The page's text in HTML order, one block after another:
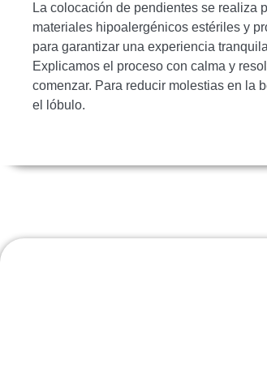
La colocación de pendientes se realiza
materiales hipoalergénicos estériles y
para garantizar una experiencia
Explicamos el proceso con calma y
comenzar. Para reducir molestias en la
el lóbulo.